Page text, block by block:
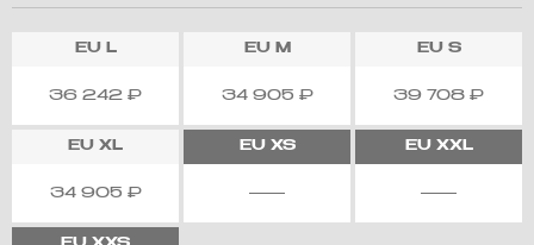
EUL
36 242 ₽
EUM
34 905 ₽
EUS
39 708 ₽
EU XL
34 905 ₽
EUXS EUXXL